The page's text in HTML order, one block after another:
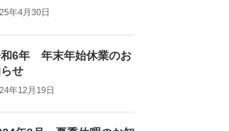
年4月30日
6年 年末年始休業のお
せ
年12月19日